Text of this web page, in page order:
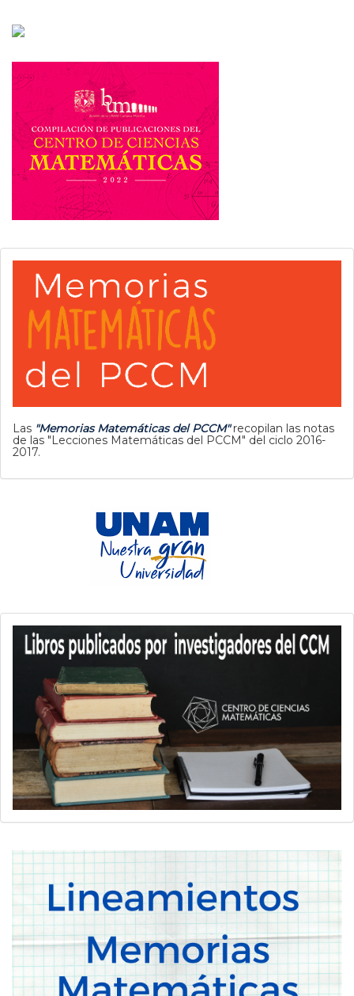
Las "Memorias Matemáticas del PCCM"recopilan las notas
de las "Lecciones Matemáticas del PCCM" del ciclo 2016-
2017.